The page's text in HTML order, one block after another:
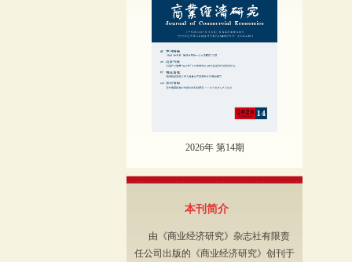
2026年 第14期
本刊简介
由《商业经济研究》杂志社有限责
任公司出版的《商业经济研究》创刊于